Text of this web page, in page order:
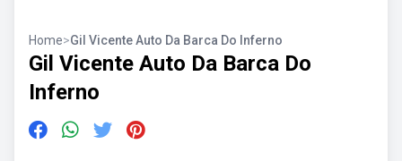
Home>Gil Vicente Auto Da Barca Do Inferno
Gil Vicente Auto Da Barca Do
Inferno